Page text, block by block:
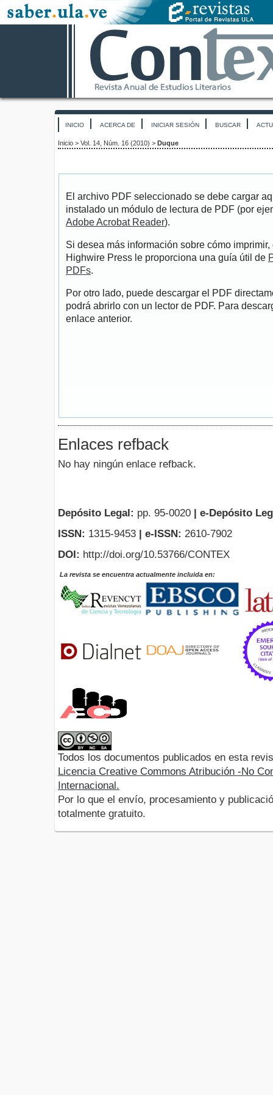
INICIO ACERCA DE INICIAR SESIÓN BUSCAR
Inicio > Vol. 14, Núm. 16 (2010) > Duque
El archivo PDF seleccionado se debe cargar
instalado un módulo de lectura de PDF (por
Adobe Acrobat Reader).
Si desea más información sobre cómo
Highwire Press le proporciona una guía útil de
PDFs.
Por otro lado, puede descargar el PDF
podrá abrirlo con un lector de PDF. Para
enlace anterior.
Enlaces refback
No hay ningún enlace refback.
Depósito Legal: pp. 95-0020 | e-Depósito
ISSN: 1315-9453 | e-ISSN: 2610-7902
DOI: http://doi.org/10.53766/CONTEX
La revista se encuentra actualmente incluida en:
Todos los documentos publicados en esta
Licencia Creative Commons Atribución -No
Internacional.
Por lo que el envío, procesamiento y
totalmente gratuito.